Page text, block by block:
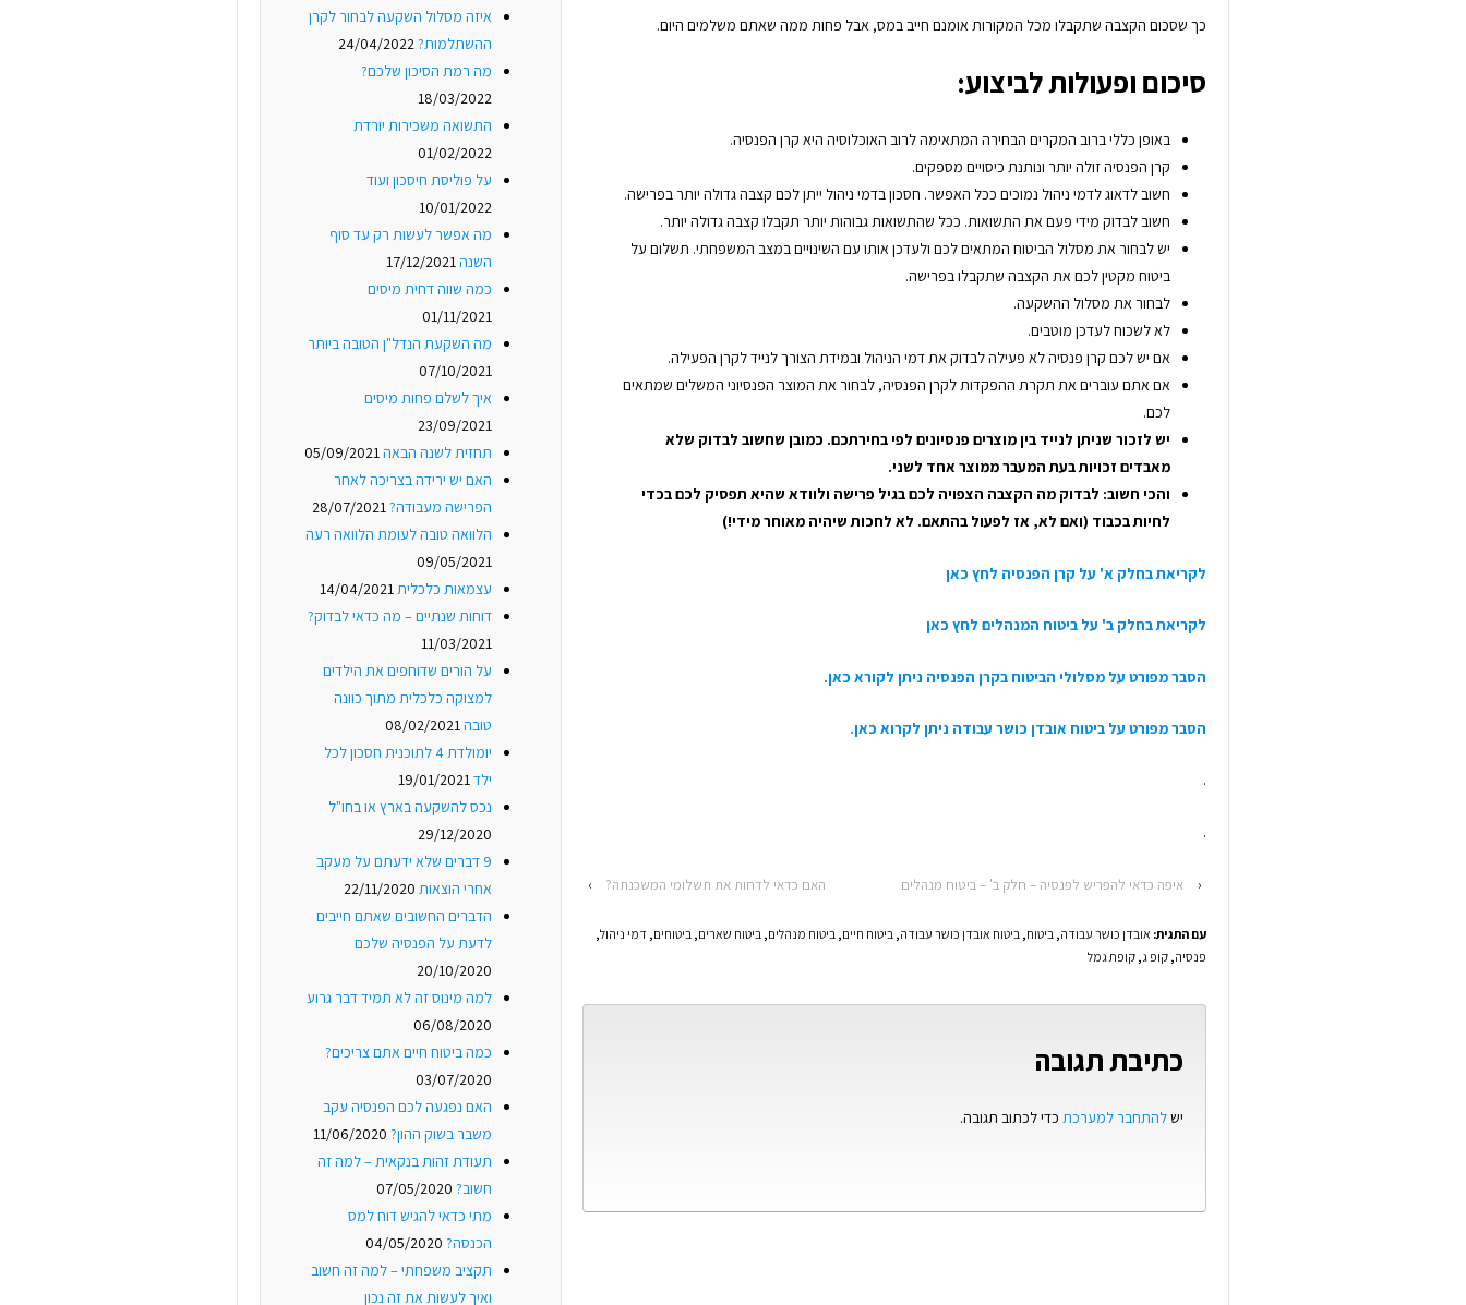
כך שסכום הקצבה שתקבלו מכל המקורות אומנם חייב במס, אבל פחות ממה שאתם משלמים היום.
סיכום ופעולות לביצוע:
באופן כללי ברוב המקרים הבחירה המתאימה לרוב האוכלוסיה היא קרן הפנסיה.
קרן הפנסיה זולה יותר ונותנת כיסויים מספקים.
חשוב לדאוג לדמי ניהול נמוכים ככל האפשר. חסכון בדמי ניהול ייתן לכם קצבה גדולה יותר בפרישה.
חשוב לבדוק מידי פעם את התשואות. ככל שהתשואות גבוהות יותר תקבלו קצבה גדולה יותר.
יש לבחור את מסלול הביטוח המתאים לכם ולעדכן אותו עם השינויים במצב המשפחתי. תשלום על
ביטוח מקטין לכם את הקצבה שתקבלו בפרישה.
לבחור את מסלול ההשקעה.
לא לשכוח לעדכן מוטבים.
אם יש לכם קרן פנסיה לא פעילה לבדוק את דמי הניהול ובמידת הצורך לנייד לקרן הפעילה.
אם אתם עוברים את תקרת ההפקדות לקרן הפנסיה, לבחור את המוצר הפנסיוני המשלים שמתאים
לכם.
יש לזכור שניתן לנייד בין מוצרים פנסיונים לפי בחירתכם. כמובן שחשוב לבדוק שלא
מאבדים זכויות בעת המעבר ממוצר אחד לשני.
והכי חשוב: לבדוק מה הקצבה הצפויה לכם בגיל פרישה ולוודא שהיא תפסיק לכם בכדי
לחיות בכבוד (ואם לא, אז לפעול בהתאם. לא לחכות שיהיה מאוחר מידי!)
לקריאת בחלק א' על קרן הפנסיה לחץ כאן
לקריאת בחלק ב' על ביטוח המנהלים לחץ כאן
הסבר מפורט על מסלולי הביטוח בקרן הפנסיה ניתן לקורא כאן.
הסבר מפורט על ביטוח אובדן כושר עבודה ניתן לקרוא כאן.
.
.
‹ איפה כדאי להפריש לפנסיה – חלק ב' – ביטוח מנהלים האם כדאי לדחות את תשלומי המשכנתה? ›
עם התגית: אובדן כושר עבודה, ביטוח, ביטוח אובדן כושר עבודה, ביטוח חיים, ביטוח מנהלים, ביטוח שארים, ביטוחים, דמי ניהול,
פנסיה, קופ ג, קופת גמל
כתיבת תגובה
ישלהתחבר למערכת כדי לכתוב תגובה.
איזה מסלול השקעה לבחור לקרן
ההשתלמות?24/04/2022
מה רמת הסיכון שלכם?
18/03/2022
התשואה משכירות יורדת
01/02/2022
על פוליסת חיסכון ועוד
10/01/2022
מה אפשר לעשות רק עד סוף
השנה17/12/2021
כמה שווה דחית מיסים
01/11/2021
מה השקעת הנדל"ן הטובה ביותר
07/10/2021
איך לשלם פחות מיסים
23/09/2021
תחזית לשנה הבאה05/09/2021
האם יש ירידה בצריכה לאחר
הפרישה מעבודה?28/07/2021
הלוואה טובה לעומת הלוואה רעה
09/05/2021
עצמאות כלכלית14/04/2021
דוחות שנתיים – מה כדאי לבדוק?
11/03/2021
על הורים שדוחפים את הילדים
למצוקה כלכלית מתוך כוונה
טובה08/02/2021
יומולדת 4 לתוכנית חסכון לכל
ילד19/01/2021
נכס להשקעה בארץ או בחו"ל
29/12/2020
9 דברים שלא ידעתם על מעקב
אחרי הוצאות 22/11/2020
הדברים החשובים שאתם חייבים
לדעת על הפנסיה שלכם
20/10/2020
למה מינוס זה לא תמיד דבר גרוע
06/08/2020
כמה ביטוח חיים אתם צריכים?
03/07/2020
האם נפגעה לכם הפנסיה עקב
משבר בשוק ההון? 11/06/2020
תעודת זהות בנקאית – למה זה
חשוב? 07/05/2020
מתי כדאי להגיש דוח למס
הכנסה? 04/05/2020
תקציב משפחתי – למה זה חשוב
ואיך לעשות את זה נכון